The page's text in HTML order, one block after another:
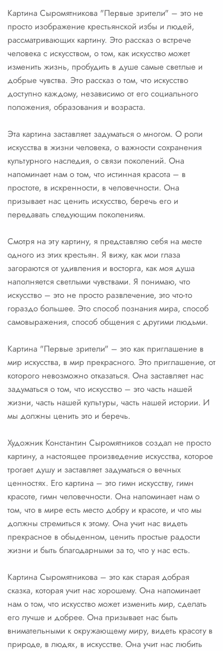
Картина Сыромятникова "Первые зрители" – это не
просто изображение крестьянской избы и людей,
рассматривающих картину. Это рассказ о встрече
человека с искусством, о том, как искусство может
изменить жизнь, пробудить в душе самые светлые и
добрые чувства. Это рассказ о том, что искусство
доступно каждому, независимо от его социального
положения, образования и возраста.
Эта картина заставляет задуматься о многом. О роли
искусства в жизни человека, о важности сохранения
культурного наследия, о связи поколений. Она
напоминает нам о том, что истинная красота – в
простоте, в искренности, в человечности. Она
призывает нас ценить искусство, беречь его и
передавать следующим поколениям.
Смотря на эту картину, я представляю себя на месте
одного из этих крестьян. Я вижу, как мои глаза
загораются от удивления и восторга, как моя душа
наполняется светлыми чувствами. Я понимаю, что
искусство – это не просто развлечение, это что-то
гораздо большее. Это способ познания мира, способ
самовыражения, способ общения с другими людьми.
Картина "Первые зрители" – это как приглашение в
мир искусства, в мир прекрасного. Это приглашение, от
которого невозможно отказаться. Она заставляет нас
задуматься о том, что искусство – это часть нашей
жизни, часть нашей культуры, часть нашей истории. И
мы должны ценить это и беречь.
Художник Константин Сыромятников создал не просто
картину, а настоящее произведение искусства, которое
трогает душу и заставляет задуматься о вечных
ценностях. Его картина – это гимн искусству, гимн
красоте, гимн человечности. Она напоминает нам о
том, что в мире есть место добру и красоте, и что мы
должны стремиться к этому. Она учит нас видеть
прекрасное в обыденном, ценить простые радости
жизни и быть благодарными за то, что у нас есть.
Картина Сыромятникова – это как старая добрая
сказка, которая учит нас хорошему. Она напоминает
нам о том, что искусство может изменить мир, сделать
его лучше и добрее. Она призывает нас быть
внимательными к окружающему миру, видеть красоту в
природе, в людях, в искусстве. Она учит нас любить